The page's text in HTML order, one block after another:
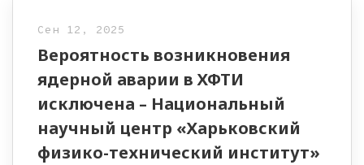
Сен 12, 2025
Вероятность возникновения
ядерной аварии в ХФТИ
исключена – Национальный
научный центр «Харьковский
физико-технический институт»